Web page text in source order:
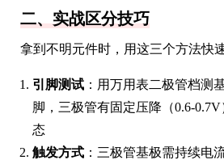
二、实战区分技巧
拿到不明元件时，用这三个方法快
引脚测试 ：用万用表二极管档测
脚，三极管有固定压降（0.6-
态
触发方式 ：三极管基极需持续电